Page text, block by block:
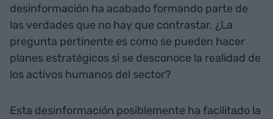
desinformación ha acabado formando parte de
las verdades que no hay que contrastar. ¿La
pregunta pertinente es como se pueden hacer
planes estratégicos si se desconoce la realidad de
los activos humanos del sector?
Esta desinformación posiblemente ha facilitado la